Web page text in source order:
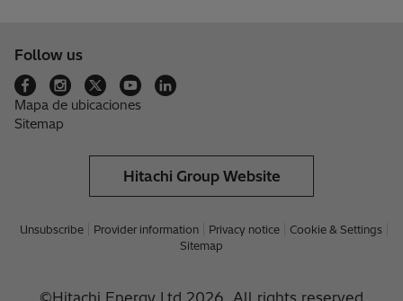
Follow us
Mapa de ubicaciones
Sitemap
Hitachi Group Website
Unsubscribe Provider information Privacy notice
Cookie & Settings
Sitemap
©Hitachi Energy Ltd 2026. All rights reserved